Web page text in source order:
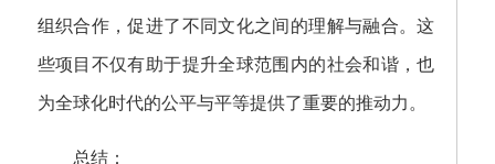
组织合作，促进了不同文化之间的理解与融合。这
些项目不仅有助于提升全球范围内的社会和谐，也
为全球化时代的公平与平等提供了重要的推动力。
总结：